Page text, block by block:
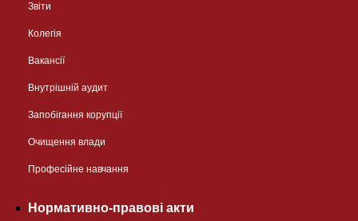
Звіти
Колегія
Вакансії
Внутрішній аудит
Запобігання корупції
Очищення влади
Професійне навчання
Нормативно-правові акти